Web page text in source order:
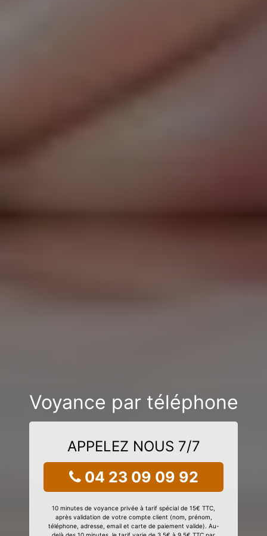
Voyance par téléphone
APPELEZ NOUS 7/7
04 23 09 09 92
10 minutes de voyance privée à tarif spécial de 15€ TTC,
après validation de votre compte client (nom, prénom,
téléphone, adresse, email et carte de paiement valide). Au-